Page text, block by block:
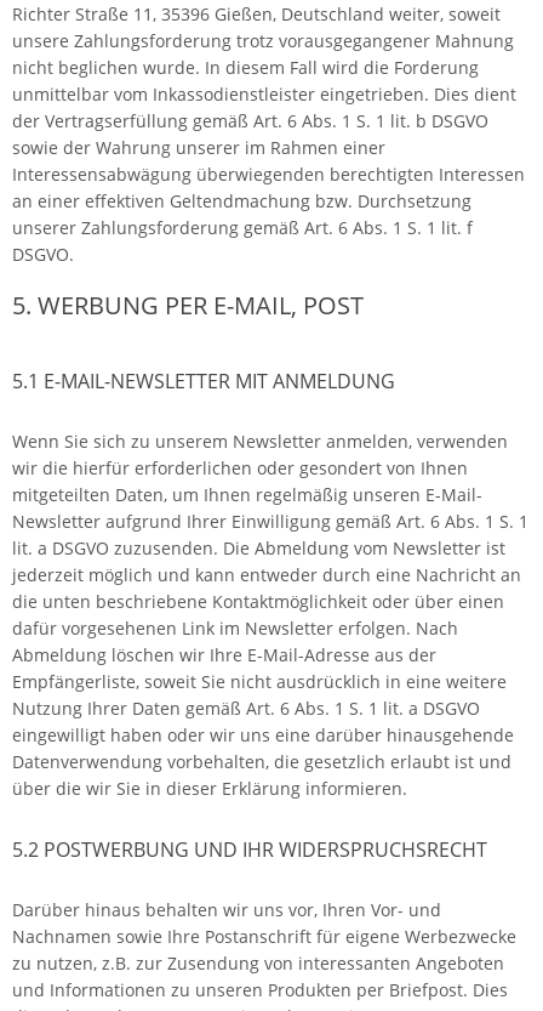
Richter Straße 11, 35396 Gießen, Deutschland weiter, soweit
unsere Zahlungsforderung trotz vorausgegangener Mahnung
nicht beglichen wurde. In diesem Fall wird die Forderung
unmittelbar vom Inkassodienstleister eingetrieben. Dies dient
der Vertragserfüllung gemäß Art. 6 Abs. 1 S. 1 lit. b DSGVO
sowie der Wahrung unserer im Rahmen einer
Interessensabwägung überwiegenden berechtigten Interessen
an einer effektiven Geltendmachung bzw. Durchsetzung
unserer Zahlungsforderung gemäß Art. 6 Abs. 1 S. 1 lit. f
DSGVO.
5. WERBUNG PER E-MAIL, POST
5.1 E-MAIL-NEWSLETTER MIT ANMELDUNG
Wenn Sie sich zu unserem Newsletter anmelden, verwenden
wir die hierfür erforderlichen oder gesondert von Ihnen
mitgeteilten Daten, um Ihnen regelmäßig unseren E-Mail-
Newsletter aufgrund Ihrer Einwilligung gemäß Art. 6 Abs. 1 S. 1
lit. a DSGVO zuzusenden. Die Abmeldung vom Newsletter ist
jederzeit möglich und kann entweder durch eine Nachricht an
die unten beschriebene Kontaktmöglichkeit oder über einen
dafür vorgesehenen Link im Newsletter erfolgen. Nach
Abmeldung löschen wir Ihre E-Mail-Adresse aus der
Empfängerliste, soweit Sie nicht ausdrücklich in eine weitere
Nutzung Ihrer Daten gemäß Art. 6 Abs. 1 S. 1 lit. a DSGVO
eingewilligt haben oder wir uns eine darüber hinausgehende
Datenverwendung vorbehalten, die gesetzlich erlaubt ist und
über die wir Sie in dieser Erklärung informieren.
5.2 POSTWERBUNG UND IHR WIDERSPRUCHSRECHT
Darüber hinaus behalten wir uns vor, Ihren Vor- und
Nachnamen sowie Ihre Postanschrift für eigene Werbezwecke
zu nutzen, z.B. zur Zusendung von interessanten Angeboten
und Informationen zu unseren Produkten per Briefpost. Dies